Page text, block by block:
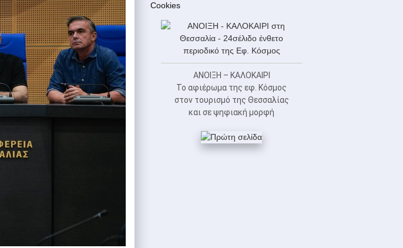
Cookies
ΑΝΟΙΞΗ – ΚΑΛΟΚΑΙΡΙ
Το αφιέρωμα της εφ. Κόσμος
στον τουρισμό της Θεσσαλίας
και σε ψηφιακή μορφή